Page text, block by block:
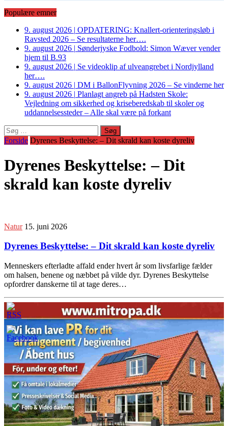
Populære emner
9. august 2026 | OPDATERING: Knallert-orienteringsløb i
Ravsted 2026 – Se resultaterne her….
9. august 2026 | Sønderjyske Fodbold: Simon Wæver vender
hjem til B.93
9. august 2026 | Se videoklip af ulveangrebet i Nordjylland
her….
9. august 2026 | DM i BallonFlyvning 2026 – Se vinderne her
9. august 2026 | Planlagt angreb på Hadsten Skole:
Vejledning om sikkerhed og kriseberedskab til skoler og
uddannelsessteder – Alle skal være på forkant
Søg
efter:
Forside Dyrenes Beskyttelse: – Dit skrald kan koste dyreliv
Dyrenes Beskyttelse: – Dit
skrald kan koste dyreliv
Natur 15. juni 2026
Dyrenes Beskyttelse: – Dit skrald kan koste dyreliv
Menneskers efterladte affald ender hvert år som livsfarlige fælder
om halsen, benene og næbbet på vilde dyr. Dyrenes Beskyttelse
opfordrer danskerne til at tage deres…